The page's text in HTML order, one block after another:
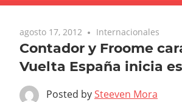
agosto 17, 2012 Internacionales
Contador y Froome
Vuelta España inicia
Posted bySteeven Mora